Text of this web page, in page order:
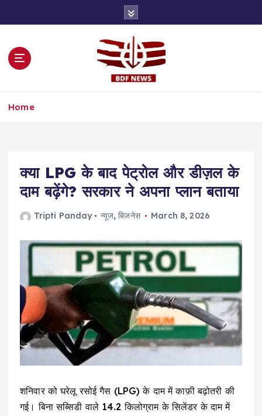
Home
क्या LPG के बाद पेट्रोल और डीज़ल के
दाम बढ़ेंगे? सरकार ने अपना प्लान बताया
Tripti Panday न्यूज,बिजनेस March 8, 2026
शनिवार को घरेलू रसोई गैस (LPG) के दाम में काफ़ी बढ़ोतरी की
गई। बिना सब्सिडी वाले 14.2 किलोग्राम के सिलेंडर के दाम में